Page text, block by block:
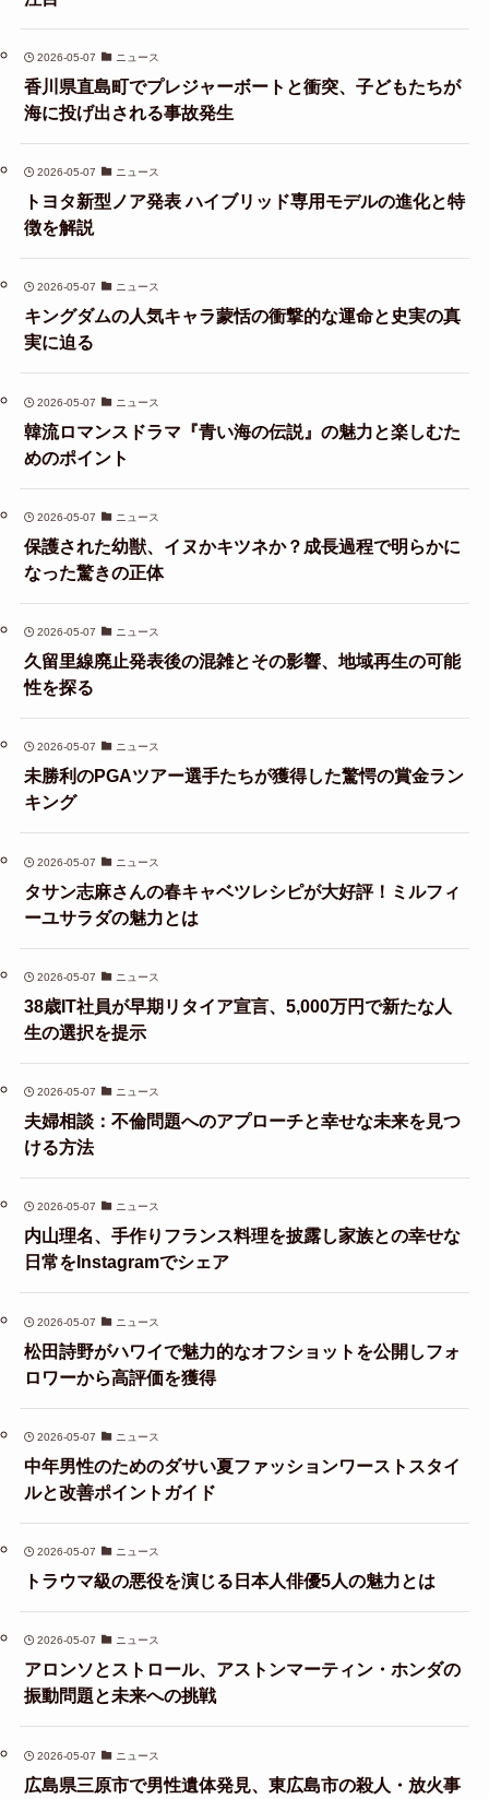
2026-05-07 ニュース
香川県直島町でプレジャーボートと衝突、子どもたちが
海に投げ出される事故発生
2026-05-07 ニュース
トヨタ新型ノア発表 ハイブリッド専用モデルの進化と特
徴を解説
2026-05-07 ニュース
キングダムの人気キャラ蒙恬の衝撃的な運命と史実の真
実に迫る
2026-05-07 ニュース
韓流ロマンスドラマ『青い海の伝説』の魅力と楽しむた
めのポイント
2026-05-07 ニュース
保護された幼獣、イヌかキツネか？成長過程で明らかに
なった驚きの正体
2026-05-07 ニュース
久留里線廃止発表後の混雑とその影響、地域再生の可能
性を探る
2026-05-07 ニュース
未勝利のPGAツアー選手たちが獲得した驚愕の賞金ラン
キング
2026-05-07 ニュース
タサン志麻さんの春キャベツレシピが大好評！ミルフィ
ーユサラダの魅力とは
2026-05-07 ニュース
38歳IT社員が早期リタイア宣言、5,000万円で新たな人
生の選択を提示
2026-05-07 ニュース
夫婦相談：不倫問題へのアプローチと幸せな未来を見つ
ける方法
2026-05-07 ニュース
内山理名、手作りフランス料理を披露し家族との幸せな
日常をInstagramでシェア
2026-05-07 ニュース
松田詩野がハワイで魅力的なオフショットを公開しフォ
ロワーから高評価を獲得
2026-05-07 ニュース
中年男性のためのダサい夏ファッションワーストスタイ
ルと改善ポイントガイド
2026-05-07 ニュース
トラウマ級の悪役を演じる日本人俳優5人の魅力とは
2026-05-07 ニュース
アロンソとストロール、アストンマーティン・ホンダの
振動問題と未来への挑戦
2026-05-07 ニュース
広島県三原市で男性遺体発見、東広島市の殺人・放火事